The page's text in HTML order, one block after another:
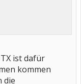
ist dafür
kommen
die